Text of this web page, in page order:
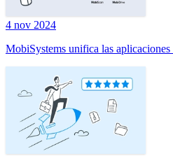
4 nov 2024
MobiSystems unifica las